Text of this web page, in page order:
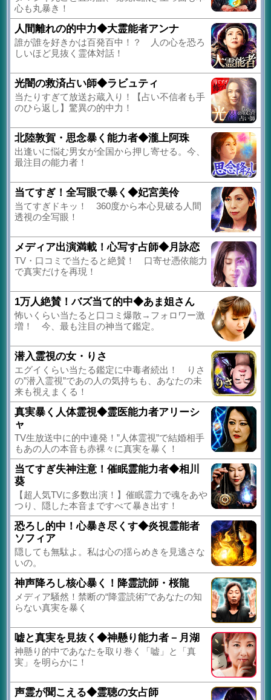
心も丸暴き！
人間離れの的中力◆大霊能者アンナ
誰が誰を好きかは百発百中！？ 人の心を恐ろ
しいほど見抜く霊体対話！
光闇の救済占い師◆ラビュティ
当たりすぎて放送お蔵入り！【占い不信者も手
のひら返し】驚異の的中力！
北陸敦賀・思念暴く能力者◆瀧上阿珠
出逢いに悩む男女が全国から押し寄せる。今、
最注目の能力者！
当てすぎ！全写眼で暴く◆妃宮美伶
当てすぎドキッ！ 360度から本心見破る人間
透視の全写眼！
メディア出演満載！心写す占師◆月詠恋
TV・口コミで当たると絶賛！ 口寄せ憑依能力
で真実だけを再現！
1万人絶賛！バズ当て的中◆あま姐さん
怖いくらい当たると口コミ爆散→フォロワー激
増！ 今、最も注目の神当て鑑定。
潜入霊視の女・りさ
エグイくらい当たる鑑定に中毒者続出！ りさ
の”潜入霊視”であの人の気持ちも、あなたの未
来も視えまくる！
真実暴く人体霊視◆霊医能力者アリーシ
ャ
TV生放送中に的中連発！”人体霊視”で結婚相手
もあの人の本音も赤裸々に真実を暴く！
当てすぎ失神注意！催眠霊能力者◆相川
葵
【超人気TVに多数出演！】催眠霊力で魂をあや
つり、隠した本音まですべて暴き出す！
恐ろし的中！心暴き尽くす◆炎視霊能者
ソフィア
隠しても無駄よ。私は心の揺らめきを見逃さな
いの。
神声降ろし核心暴く！降霊読師・桜龍
メディア騒然！禁断の“降霊読術”であなたの知
らない真実を暴く
嘘と真実を見抜く◆神懸り能力者－月湖
神懸り的中であなたを取り巻く「嘘」と「真
実」を明らかに！
声霊が聞こえる◆霊聴の女占師